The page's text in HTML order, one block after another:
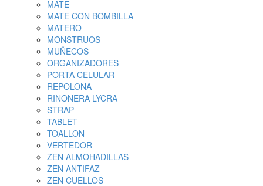
MATE
MATE CON BOMBILLA
MATERO
MONSTRUOS
MUÑECOS
ORGANIZADORES
PORTA CELULAR
REPOLONA
RINONERA LYCRA
STRAP
TABLET
TOALLON
VERTEDOR
ZEN ALMOHADILLAS
ZEN ANTIFAZ
ZEN CUELLOS